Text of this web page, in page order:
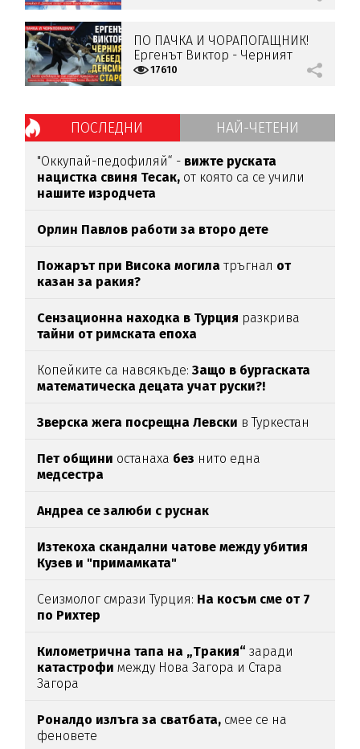
ПО ПАЧКА И ЧОРАПОГАЩНИК!
Ергенът Виктор - Черният
лебед в „Денсинг старс“
17610
ПОСЛЕДНИ НАЙ-ЧЕТЕНИ
"Оккупай-педофиляй“ - вижте руската
нацистка свиня Тесак, от която са се учили
нашите изродчета
Орлин Павлов работи за второ дете
Пожарът при Висока могила тръгнал от
казан за ракия?
Сензационна находка в Турция разкрива
тайни от римската епоха
Копейките са навсякъде:Защо в бургаската
математическа децата учат руски?!
Зверска жега посрещна Левски в Туркестан
Пет общини останаха без нито една
медсестра
Андреа се залюби с руснак
Изтекоха скандални чатове между убития
Кузев и "примамката"
Сеизмолог смрази Турция: На косъм сме от 7
по Рихтер
Километрична тапа на „Тракия“ заради
катастрофи между Нова Загора и Стара
Загора
Роналдо излъга за сватбата, смее се на
феновете